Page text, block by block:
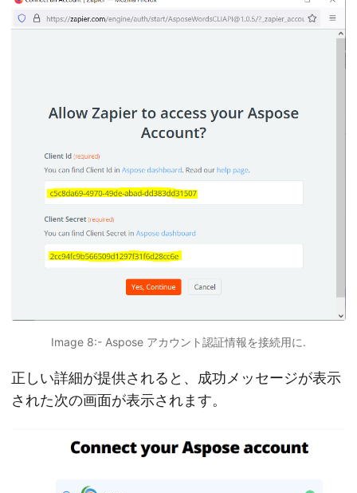
Image 8:- Aspose アカウント認証情報を接続用に.
正しい詳細が提供されると、成功メッセージが表示
された次の画面が表示されます。